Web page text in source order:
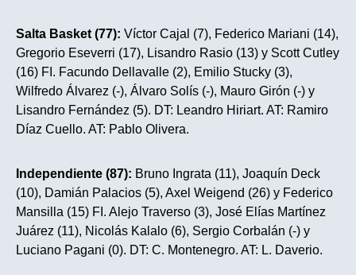
Salta Basket (77): Víctor Cajal (7), Federico Mariani (14),
Gregorio Eseverri (17), Lisandro Rasio (13) y Scott Cutley
(16) FI. Facundo Dellavalle (2), Emilio Stucky (3),
Wilfredo Álvarez (-), Álvaro Solís (-), Mauro Girón (-) y
Lisandro Fernández (5). DT: Leandro Hiriart. AT: Ramiro
Díaz Cuello. AT: Pablo Olivera.
Independiente (87): Bruno Ingrata (11), Joaquín Deck
(10), Damián Palacios (5), Axel Weigend (26) y Federico
Mansilla (15) FI. Alejo Traverso (3), José Elías Martínez
Juárez (11), Nicolás Kalalo (6), Sergio Corbalán (-) y
Luciano Pagani (0). DT: C. Montenegro. AT: L. Daverio.